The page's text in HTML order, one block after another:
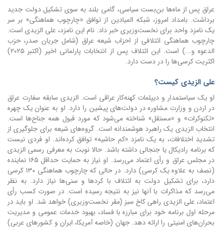
عراق پس از ماه‌ها بن‌بست سیاسی، گامی بلند به سوی تشکیل دولت جدید
برداشت. بامداد امروز، شبکه المیادین از توافق «چارچوب هماهنگی» بر سر
یک نامزد واحد برای نخست‌وزیری خبر داد. نام این نامزد، علی الزیدی است.
چارچوب هماهنگی ائتلافی از احزاب شیعه عراق (شامل جریان صدر، حزب
الدعوه و...) است. این ائتلاف پس از انتخابات پارلمانی اخیر (اکتبر ۲۰۲۵)
اکثریت کرسی‌ها را در دست دارد.
علی الزیدی کیست؟
او یک سیاستمدار و دیپلمات کهنه‌کار عراقی است. الزیدی سابقه سفارت عراق
در اردن و وزارت مشاوره در دولت‌های پیشین را دارد. او به عنوان یک چهره
«تکنوکرات» و «مستقل» شناخته می‌شود که مورد قبول همه جناح‌ها است.
انتخاب الزیدی یک راهبرد هوشمندانه است. گروه‌های شیعه برای جلوگیری از
تشدید اختلافات، به یک نامزد «کم حاشیه» توافق کرده‌اند. او فردی نیست
که برنامه رادیکال یا جنجالی داشته باشد. حالا نوبت به معرفی رسمی الزیدی
در مجلس عراق و رأی اعتماد می‌رسد. او نیاز به حمایت حداقل ۱۶۵ نماینده
(نصف به علاوه یک کرسی) دارد. در حالی که چارچوب هماهنگی ۱۳۰ کرسی
دارد، برای تشکیل دولت به ائتلاف با کردها و سنی‌ها نیاز دارد. به نظر
می‌رسد که مذاکرات با آنها نیز به نتیجه رسیده است. در صورت کسب رأی
اعتماد، علی الزیدی راهی کاخ سبز (مقر نخست‌وزیری) خواهد شد. او باید در
مرحله اول برنامه خود برای مبارزه با فساد، بهبود خدمات عمومی و مدیریت
بحران‌های امنیتی را ارائه دهد. جهان (خاصه آمریکا، ایران و کشورهای عربی)